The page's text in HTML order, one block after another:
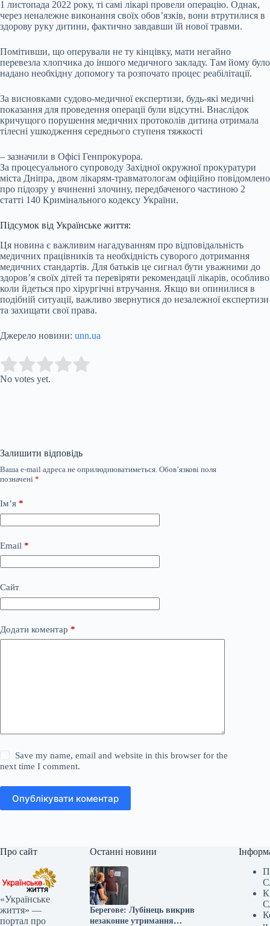
1 листопада 2022 року, ті самі лікарі провели операцію. Однак,
через неналежне виконання своїх обов’язків, вони втрутилися в
здорову руку дитини, фактично завдавши їй нової травми.
Помітивши, що оперували не ту кінцівку, мати негайно
перевезла хлопчика до іншого медичного закладу. Там йому було
надано необхідну допомогу та розпочато процес реабілітації.
За висновками судово-медичної експертизи, будь-які медичні
показання для проведення операції були відсутні. Внаслідок
кричущого порушення медичних протоколів дитина отримала
тілесні ушкодження середнього ступеня тяжкості
– зазначили в Офісі Генпрокурора.
За процесуального супроводу Західної окружної прокуратури
міста Дніпра, двом лікарям-травматологам офіційно повідомлено
про підозру у вчиненні злочину, передбаченого частиною 2
статті 140 Кримінального кодексу України.
Підсумок від Українське життя:
Ця новина є важливим нагадуванням про відповідальність
медичних працівників та необхідність суворого дотримання
медичних стандартів. Для батьків це сигнал бути уважними до
здоров’я своїх дітей та перевіряти рекомендації лікарів, особливо
коли йдеться про хірургічні втручання. Якщо ви опинилися в
подібній ситуації, важливо звернутися до незалежної експертизи
та захищати свої права.
Джерело новини: unn.ua
Rate this item:
No votes yet.
Залишити відповідь
Ваша e-mail адреса не оприлюднюватиметься. Обов’язкові поля
позначені *
Ім’я *
Email *
Сайт
Додати коментар *
Save my name, email and website in this browser for the
next time I comment.
Опублікувати коментар
Про сайт
«Українське
життя» —
портал про
Останні новини
Берегове: Лубінець викрив
незаконне утримання